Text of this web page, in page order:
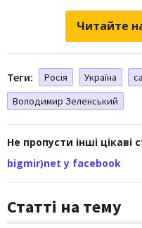
Читайте
Теги: Росія Україна
Володимир Зеленський
Не пропусти інші цікаві
bigmir)net у facebook
Статті на тему